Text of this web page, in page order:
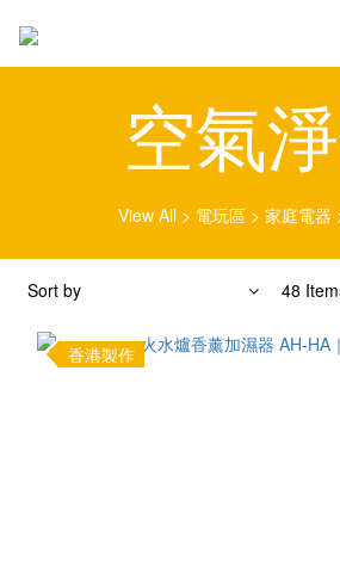
空氣
View All> 電玩區> 家庭電器
Sort by 48
香港製作